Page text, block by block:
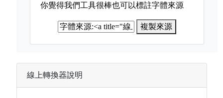
你覺得我們工具很棒也可以標註字體來源
複製來源
線上轉換器說明